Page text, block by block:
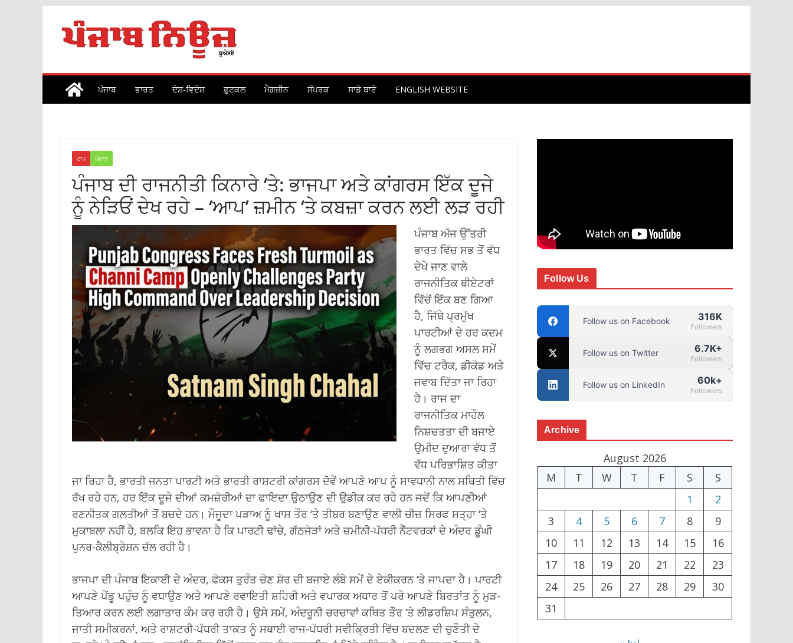
content
ਪੰਜਾਬ ਭਾਰਤ ਦੇਸ਼-ਵਿਦੇਸ਼ ਫ਼ੁਟਕਲ ਮੈਗਜ਼ੀਨ ਸੰਪਰਕ ਸਾਡੇ ਬਾਰੇ ENGLISH WEBSITE
ਟਾਪ ਪੰਜਾਬ
ਪੰਜਾਬ ਦੀ ਰਾਜਨੀਤੀ ਕਿਨਾਰੇ ‘ਤੇ: ਭਾਜਪਾ ਅਤੇ ਕਾਂਗਰਸ ਇੱਕ ਦੂਜੇ
ਨੂੰ ਨੇੜਿਓਂ ਦੇਖ ਰਹੇ – ‘ਆਪ’ ਜ਼ਮੀਨ ‘ਤੇ ਕਬਜ਼ਾ ਕਰਨ ਲਈ ਲੜ ਰਹੀ
ਪੰਜਾਬ ਅੱਜ ਉੱਤਰੀ
ਭਾਰਤ ਵਿੱਚ ਸਭ ਤੋਂ ਵੱਧ
ਦੇਖੇ ਜਾਣ ਵਾਲੇ
ਰਾਜਨੀਤਿਕ ਥੀਏਟਰਾਂ
ਵਿੱਚੋਂ ਇੱਕ ਬਣ ਗਿਆ
ਹੈ, ਜਿੱਥੇ ਪ੍ਰਮੁੱਖ
ਪਾਰਟੀਆਂ ਦੇ ਹਰ ਕਦਮ
ਨੂੰ ਲਗਭਗ ਅਸਲ ਸਮੇਂ
ਵਿੱਚ ਟਰੈਕ, ਡੀਕੋਡ ਅਤੇ
ਜਵਾਬ ਦਿੱਤਾ ਜਾ ਰਿਹਾ
ਹੈ। ਰਾਜ ਦਾ
ਰਾਜਨੀਤਿਕ ਮਾਹੌਲ
ਨਿਸ਼ਚਤਤਾ ਦੀ ਬਜਾਏ
ਉਮੀਦ ਦੁਆਰਾ ਵੱਧ ਤੋਂ
ਵੱਧ ਪਰਿਭਾਸ਼ਿਤ ਕੀਤਾ
ਜਾ ਰਿਹਾ ਹੈ, ਭਾਰਤੀ ਜਨਤਾ ਪਾਰਟੀ ਅਤੇ ਭਾਰਤੀ ਰਾਸ਼ਟਰੀ ਕਾਂਗਰਸ ਦੋਵੇਂ ਆਪਣੇ ਆਪ ਨੂੰ ਸਾਵਧਾਨੀ ਨਾਲ ਸਥਿਤੀ ਵਿੱਚ
ਰੱਖ ਰਹੇ ਹਨ, ਹਰ ਇੱਕ ਦੂਜੇ ਦੀਆਂ ਕਮਜ਼ੋਰੀਆਂ ਦਾ ਫਾਇਦਾ ਉਠਾਉਣ ਦੀ ਉਡੀਕ ਕਰ ਰਹੇ ਹਨ ਜਦੋਂ ਕਿ ਆਪਣੀਆਂ
ਰਣਨੀਤਕ ਗਲਤੀਆਂ ਤੋਂ ਬਚਦੇ ਹਨ। ਮੌਜੂਦਾ ਪੜਾਅ ਨੂੰ ਖਾਸ ਤੌਰ ‘ਤੇ ਤੀਬਰ ਬਣਾਉਣ ਵਾਲੀ ਚੀਜ਼ ਸਿਰਫ ਸਤ੍ਹਾ ‘ਤੇ
ਮੁਕਾਬਲਾ ਨਹੀਂ ਹੈ, ਬਲਕਿ ਇਹ ਭਾਵਨਾ ਹੈ ਕਿ ਪਾਰਟੀ ਢਾਂਚੇ, ਗੱਠਜੋੜਾਂ ਅਤੇ ਜ਼ਮੀਨੀ-ਪੱਧਰੀ ਨੈੱਟਵਰਕਾਂ ਦੇ ਅੰਦਰ ਡੂੰਘੀ
ਪੁਨਰ-ਕੈਲੀਬ੍ਰੇਸ਼ਨ ਚੱਲ ਰਹੀ ਹੈ।
ਭਾਜਪਾ ਦੀ ਪੰਜਾਬ ਇਕਾਈ ਦੇ ਅੰਦਰ, ਫੋਕਸ ਤੁਰੰਤ ਚੋਣ ਸ਼ੋਰ ਦੀ ਬਜਾਏ ਲੰਬੇ ਸਮੇਂ ਦੇ ਏਕੀਕਰਨ ‘ਤੇ ਜਾਪਦਾ ਹੈ। ਪਾਰਟੀ
ਆਪਣੇ ਪੇਂਡੂ ਪਹੁੰਚ ਨੂੰ ਵਧਾਉਣ ਅਤੇ ਆਪਣੇ ਰਵਾਇਤੀ ਸ਼ਹਿਰੀ ਅਤੇ ਵਪਾਰਕ ਅਧਾਰ ਤੋਂ ਪਰੇ ਆਪਣੇ ਬਿਰਤਾਂਤ ਨੂੰ ਮੁੜ-
ਤਿਆਰ ਕਰਨ ਲਈ ਲਗਾਤਾਰ ਕੰਮ ਕਰ ਰਹੀ ਹੈ। ਉਸੇ ਸਮੇਂ, ਅੰਦਰੂਨੀ ਚਰਚਾਵਾਂ ਕਥਿਤ ਤੌਰ ‘ਤੇ ਲੀਡਰਸ਼ਿਪ ਸੰਤੁਲਨ,
ਜਾਤੀ ਸਮੀਕਰਨਾਂ, ਅਤੇ ਰਾਸ਼ਟਰੀ-ਪੱਧਰੀ ਤਾਕਤ ਨੂੰ ਸਥਾਈ ਰਾਜ-ਪੱਧਰੀ ਸਵੀਕ੍ਰਿਤੀ ਵਿੱਚ ਬਦਲਣ ਦੀ ਚੁਣੌਤੀ ਦੇ
Follow Us
Follow us on Facebook 316K
Followers
Follow us on Twitter 6.7K+
Followers
Follow us on LinkedIn 60k+
Followers
Archive
August 2026
M
T W T F S
S
1
2
3
4 5 6 7 8
9
10
11 12 13 14 15
16
17
18 19 20 21 22
23
24
25 26 27 28 29
30
31